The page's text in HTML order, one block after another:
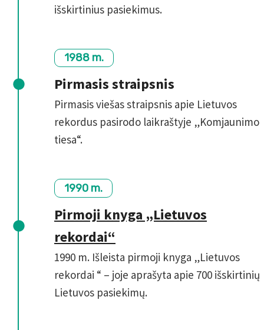
išskirtinius pasiekimus.
1988 m.
Pirmasis straipsnis
Pirmasis viešas straipsnis apie Lietuvos
rekordus pasirodo laikraštyje „Komjaunimo
tiesa“.
1990 m.
Pirmoji knyga „Lietuvos
rekordai“
1990 m. Išleista pirmoji knyga „Lietuvos
rekordai “ – joje aprašyta apie 700 išskirtinių
Lietuvos pasiekimų.